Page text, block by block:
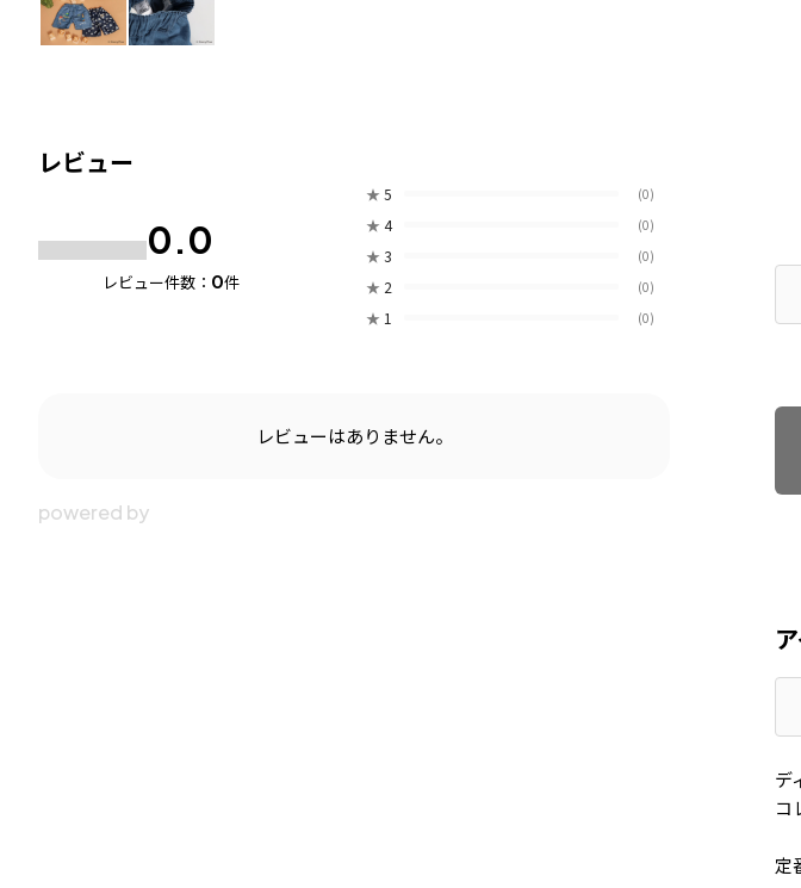
レビュー
0.0
レビュー件数： 0件
★ 5 (0)
★ 4 (0)
★ 3 (0)
★ 2 (0)
★ 1 (0)
レビューはありません。
デ
コ
定